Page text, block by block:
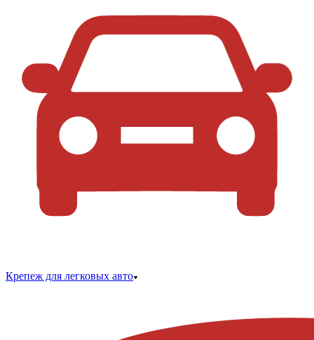
Крепеж для легковых авто